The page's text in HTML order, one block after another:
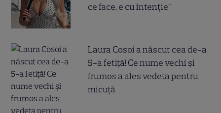
ce face, e cu intenție”
Laura Cosoi a născut cea de-a
5-a fetiță! Ce nume vechi și
frumos a ales vedeta pentru
micuță